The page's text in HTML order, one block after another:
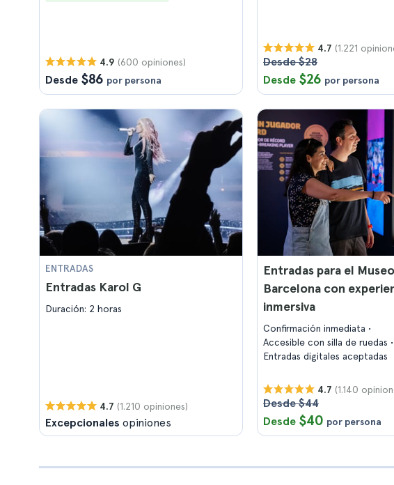
4.9 (600 opiniones)
Desde $86 por persona
4.7 (1.221
Desde $28
Desde $26 por persona
ENTRADAS
Entradas Karol G
Duración: 2 horas
4.7 (1.210 opiniones)
Excepcionales opiniones
Entradas para el
Barcelona con
inmersiva
Confirmación inmediata
Accesible con silla de ruedas
Entradas digitales aceptadas
4.7 (1.140
Desde $44
Desde $40 por persona